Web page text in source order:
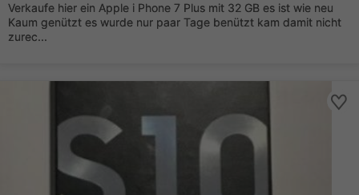
Verkaufe hier ein Apple i Phone 7 Plus mit 32 GB es ist wie neu
Kaum genützt es wurde nur paar Tage benützt kam damit nicht
zurec...